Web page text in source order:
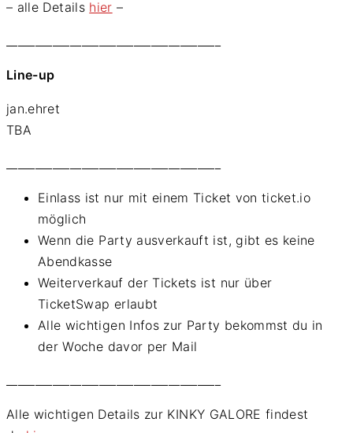
– alle Details hier –
Line-up
jan.ehret
TBA
Einlass ist nur mit einem Ticket von ticket.io
möglich
Wenn die Party ausverkauft ist, gibt es keine
Abendkasse
Weiterverkauf der Tickets ist nur über
TicketSwap erlaubt
Alle wichtigen Infos zur Party bekommst du in
der Woche davor per Mail
Alle wichtigen Details zur KINKY GALORE findest